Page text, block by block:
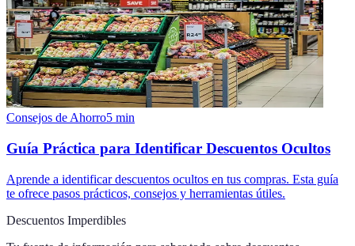
Consejos de Ahorro5 min
Guía Práctica para Identificar Descuentos Ocultos
Aprende a identificar descuentos ocultos en tus compras. Esta guía
te ofrece pasos prácticos, consejos y herramientas útiles.
Descuentos Imperdibles